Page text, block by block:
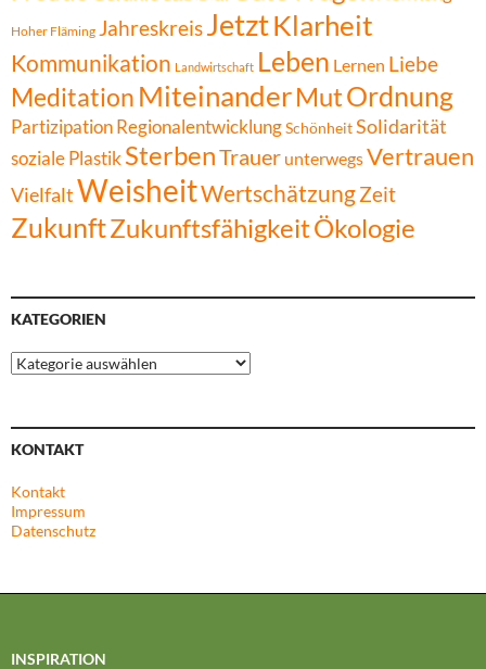
Hoher Fläming JahreskreisJetztKlarheit
Kommunikation Landwirtschaft Leben Lernen Liebe
Meditation MiteinanderMutOrdnung
Partizipation RegionalentwicklungSchönheitSolidarität
soziale Plastik SterbenTrauer unterwegsVertrauen
VielfaltWeisheitWertschätzungZeit
ZukunftZukunftsfähigkeitÖkologie
KATEGORIEN
Kategorien
KONTAKT
Kontakt
Impressum
Datenschutz
INSPIRATION